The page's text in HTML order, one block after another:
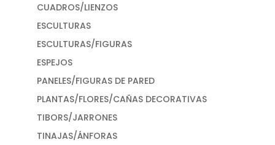
CUADROS/LIENZOS
ESCULTURAS
ESCULTURAS/FIGURAS
ESPEJOS
PANELES/FIGURAS DE PARED
PLANTAS/FLORES/CAÑAS DECORATIVAS
TIBORS/JARRONES
TINAJAS/ÁNFORAS